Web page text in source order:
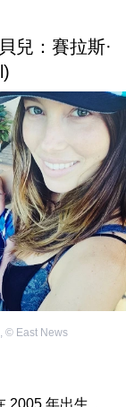
兒：賽拉斯·
© East News
2005 年出生，